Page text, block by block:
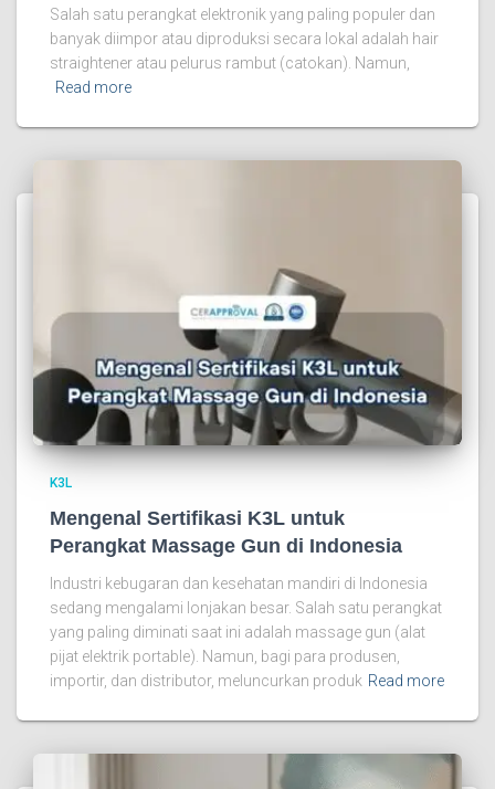
Salah satu perangkat elektronik yang paling populer dan
banyak diimpor atau diproduksi secara lokal adalah hair
straightener atau pelurus rambut (catokan). Namun,
Read more
K3L
Mengenal Sertifikasi K3L untuk
Perangkat Massage Gun di Indonesia
Industri kebugaran dan kesehatan mandiri di Indonesia
sedang mengalami lonjakan besar. Salah satu perangkat
yang paling diminati saat ini adalah massage gun (alat
pijat elektrik portable). Namun, bagi para produsen,
importir, dan distributor, meluncurkan produk Read more